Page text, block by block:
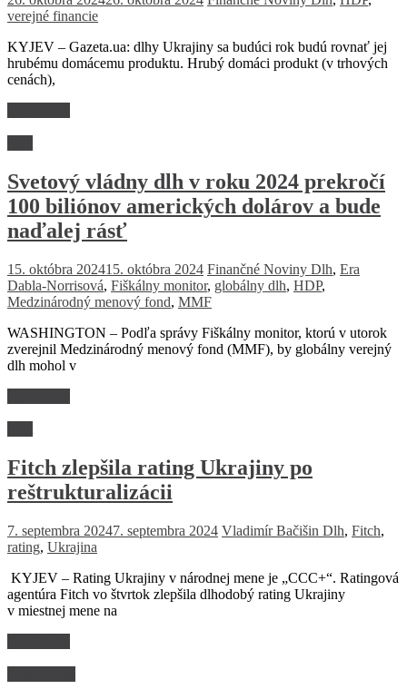
verejné financie
KYJEV – Gazeta.ua: dlhy Ukrajiny sa budúci rok budú rovnať jej
hrubému domácemu produktu. Hrubý domáci produkt (v trhových
cenách),
Svetový vládny dlh v roku 2024 prekročí
100 biliónov amerických dolárov a bude
naďalej rásť
15. októbra 202415. októbra 2024 Finančné Noviny Dlh, Era
Dabla-Norrisová, Fiškálny monitor, globálny dlh, HDP,
Medzinárodný menový fond, MMF
WASHINGTON – Podľa správy Fiškálny monitor, ktorú v utorok
zverejnil Medzinárodný menový fond (MMF), by globálny verejný
dlh mohol v
Fitch zlepšila rating Ukrajiny po
reštrukturalizácii
7. septembra 20247. septembra 2024 Vladimír Bačišin Dlh, Fitch,
rating, Ukrajina
KYJEV – Rating Ukrajiny v národnej mene je „CCC+“. Ratingová
agentúra Fitch vo štvrtok zlepšila dlhodobý rating Ukrajiny
v miestnej mene na